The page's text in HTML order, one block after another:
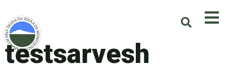
testsarvesh